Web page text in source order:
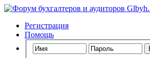
Регистрация
Помощь